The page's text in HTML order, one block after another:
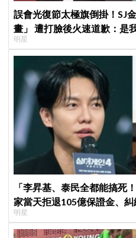
誤會光復節太極旗倒掛！SJ
畫」 遭打臉後火速道歉：是
明星
「李昇基、泰民全都能搞死
家當天拒退105億保證金、糾
明星